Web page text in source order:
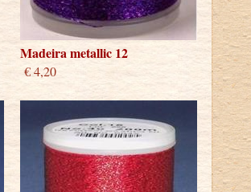
Madeira metallic 12
€ 4,20